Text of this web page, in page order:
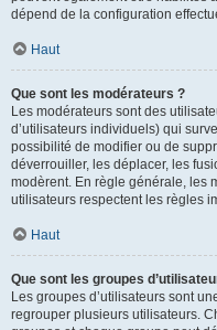
dépend de la configuration
Haut
Que sont les modérateurs ?
Les modérateurs sont des
d’utilisateurs individuels) qui
possibilité de modifier ou de
déverrouiller, les déplacer, les
modèrent. En règle générale, les
utilisateurs respectent les règles
Haut
Que sont les groupes
Les groupes d’utilisateurs sont
regrouper plusieurs utilisateurs.